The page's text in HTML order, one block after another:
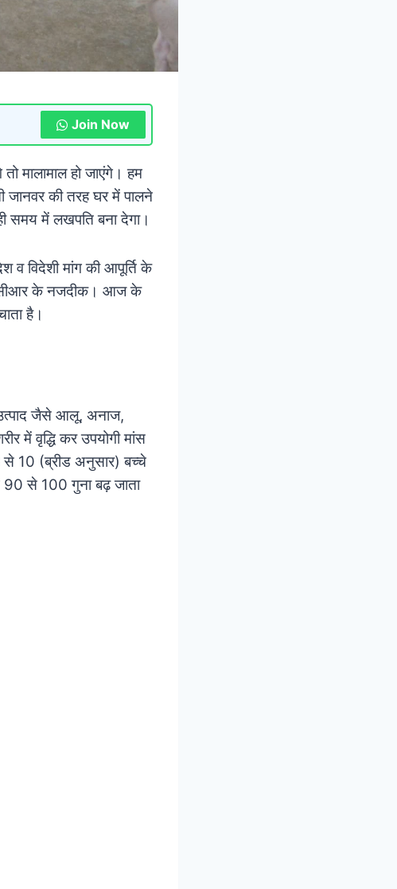
Join Now
मालामाल हो जाएंगे। हम
जानवर की तरह घर में पालने
समय में लखपति बना देगा।
व विदेशी मांग की आपूर्ति के
के नजदीक। आज के
है।
जैसे आलू, अनाज,
में वृद्धि कर उपयोगी मांस
से 10 (ब्रीड अनुसार) बच्चे
90 से 100 गुना बढ़ जाता